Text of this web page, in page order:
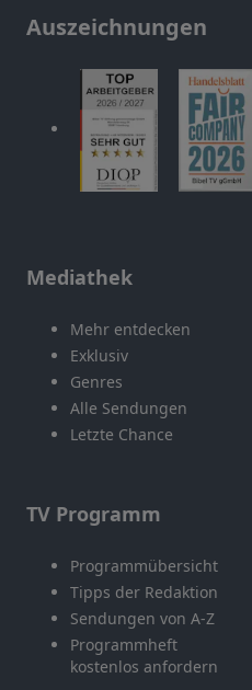
Auszeichnungen
Mediathek
Mehr entdecken
Exklusiv
Genres
Alle Sendungen
Letzte Chance
TV Programm
Programmübersicht
Tipps der Redaktion
Sendungen von A-Z
Programmheft
kostenlos anfordern